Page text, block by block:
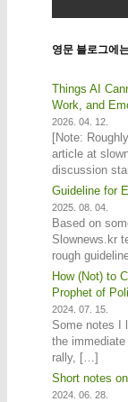
영문 블로그에
Things AI
Work, and
2026. 04. 12.
[Note:
article at
discussion
Guideline for
2025. 08. 04.
Based on
Slownews.kr
rough
How (Not) to
Prophet of
2024. 07. 15.
Some notes I
the
rally, […]
Short notes
2024. 06. 28.